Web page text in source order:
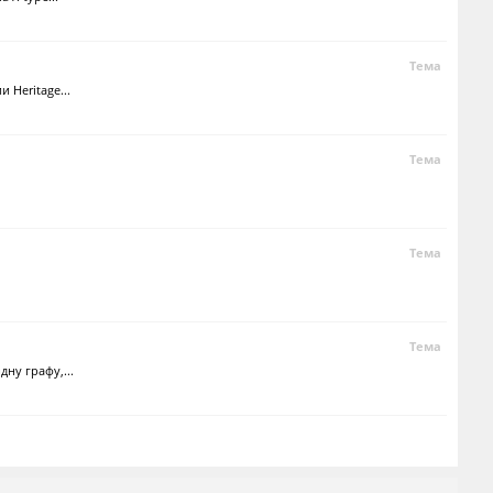
Тема
Heritage...
Тема
Тема
Тема
графу,...